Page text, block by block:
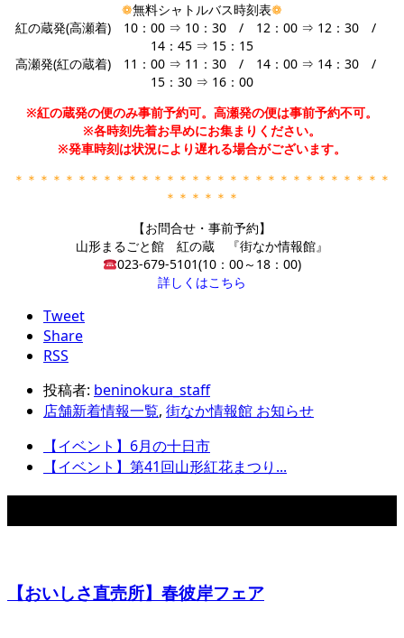
❁無料シャトルバス時刻表❁
紅の蔵発(高瀬着) 10：00 ⇒ 10：30 / 12：00 ⇒ 12：30 /
14：45 ⇒ 15：15
高瀬発(紅の蔵着) 11：00 ⇒ 11：30 / 14：00 ⇒ 14：30 /
15：30 ⇒ 16：00
※紅の蔵発の便のみ事前予約可。高瀬発の便は事前予約不可。
※各時刻先着お早めにお集まりください。
※発車時刻は状況により遅れる場合がございます。
＊＊＊＊＊＊＊＊＊＊＊＊＊＊＊＊＊＊＊＊＊＊＊＊＊＊＊＊＊＊
＊＊＊＊＊＊
【お問合せ・事前予約】
山形まるごと館 紅の蔵 『街なか情報館』
023-679-5101(10：00～18：00)
詳しくはこちら
Tweet
Share
RSS
投稿者: beninokura_staff
店舗新着情報一覧, 街なか情報館 お知らせ
【イベント】6月の十日市
【イベント】第41回山形紅花まつり...
【おいしさ直売所】春彼岸フェア